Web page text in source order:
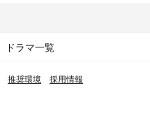
ドラマ一覧
推奨環境 採用情報